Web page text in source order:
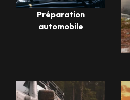
Préparation
automobile